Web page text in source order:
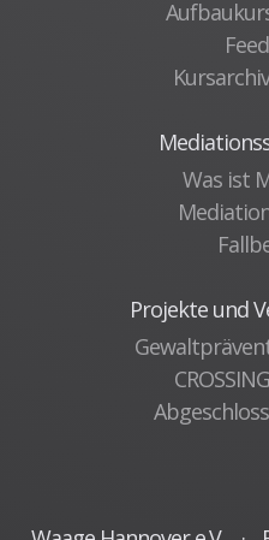
Was ist
Projekte und